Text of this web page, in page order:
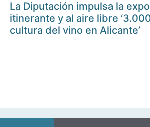
La Diputación impulsa la
itinerante y al aire libre
cultura del vino en Alicante’